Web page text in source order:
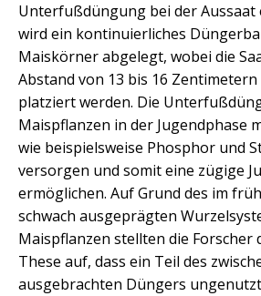
Unterfußdüngung bei der Aussaat
wird ein kontinuierliches
Maiskörner abgelegt, wobei die
Abstand von 13 bis 16
platziert werden. Die
Maispflanzen in der Jugendphase
wie beispielsweise Phosphor und
versorgen und somit eine zügige
ermöglichen. Auf Grund des im
schwach ausgeprägten
Maispflanzen stellten die Forscher
These auf, dass ein Teil des
ausgebrachten Düngers